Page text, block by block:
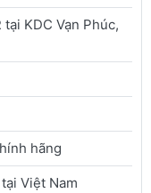
KDC Vạn Phúc,
hãng
Việt Nam